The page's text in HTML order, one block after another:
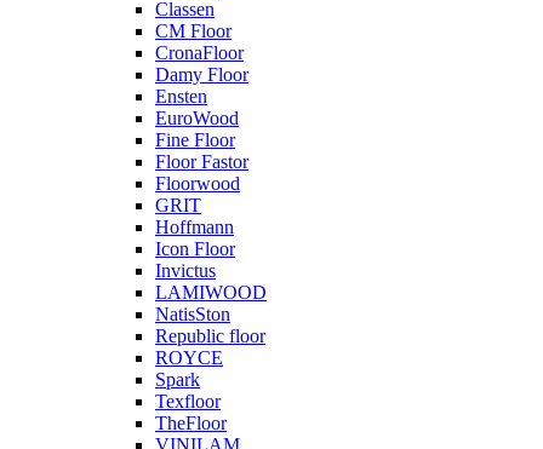
Classen
CM Floor
CronaFloor
Damy Floor
Ensten
EuroWood
Fine Floor
Floor Fastor
Floorwood
GRIT
Hoffmann
Icon Floor
Invictus
LAMIWOOD
NatisSton
Republic floor
ROYCE
Spark
Texfloor
TheFloor
VINILAM